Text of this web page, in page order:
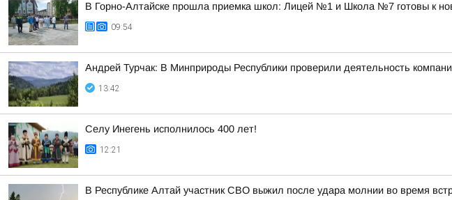
В Горно-Алтайске прошла приемка школ: Лицей №1 и Школа №7 готовы к
09:54
Андрей Турчак: В Минприроды Республики проверили деятельность
13:42
Селу Инегень исполнилось 400 лет!
12:21
В Республике Алтай участник СВО выжил после удара молнии во время